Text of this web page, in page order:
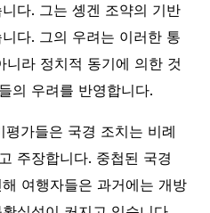
다. 그는 솅겐 조약의 기반
다. 그의 우려는 이러한 통
라 정치적 동기에 의한 것
의 우려를 반영합니다.
가들은 국경 조치는 비례
주장합니다. 중첩된 국경
여행자들은 과거에는 개방